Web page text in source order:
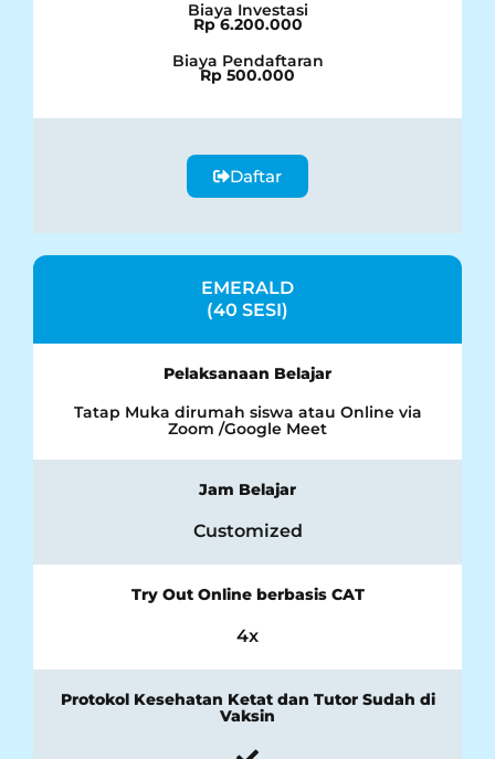
Biaya Investasi
Rp 6.200.000
Biaya Pendaftaran
Rp 500.000
Daftar
EMERALD
(40 SESI)
Pelaksanaan Belajar
Tatap Muka dirumah siswa atau Online via
Zoom /Google Meet
Jam Belajar
Customized
Try Out Online berbasis CAT
4x
Protokol Kesehatan Ketat dan Tutor Sudah di
Vaksin